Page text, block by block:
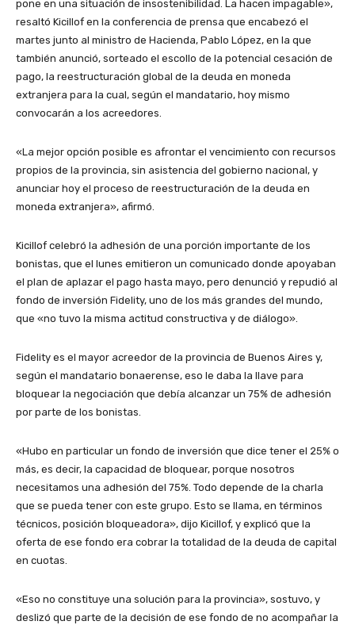
pone en una situación de insostenibilidad. La hacen impagable»,
resaltó Kicillof en la conferencia de prensa que encabezó el
martes junto al ministro de Hacienda, Pablo López, en la que
también anunció, sorteado el escollo de la potencial cesación de
pago, la reestructuración global de la deuda en moneda
extranjera para la cual, según el mandatario, hoy mismo
convocarán a los acreedores.
«La mejor opción posible es afrontar el vencimiento con recursos
propios de la provincia, sin asistencia del gobierno nacional, y
anunciar hoy el proceso de reestructuración de la deuda en
moneda extranjera», afirmó.
Kicillof celebró la adhesión de una porción importante de los
bonistas, que el lunes emitieron un comunicado donde apoyaban
el plan de aplazar el pago hasta mayo, pero denunció y repudió al
fondo de inversión Fidelity, uno de los más grandes del mundo,
que «no tuvo la misma actitud constructiva y de diálogo».
Fidelity es el mayor acreedor de la provincia de Buenos Aires y,
según el mandatario bonaerense, eso le daba la llave para
bloquear la negociación que debía alcanzar un 75% de adhesión
por parte de los bonistas.
«Hubo en particular un fondo de inversión que dice tener el 25% o
más, es decir, la capacidad de bloquear, porque nosotros
necesitamos una adhesión del 75%. Todo depende de la charla
que se pueda tener con este grupo. Esto se llama, en términos
técnicos, posición bloqueadora», dijo Kicillof, y explicó que la
oferta de ese fondo era cobrar la totalidad de la deuda de capital
en cuotas.
«Eso no constituye una solución para la provincia», sostuvo, y
deslizó que parte de la decisión de ese fondo de no acompañar la